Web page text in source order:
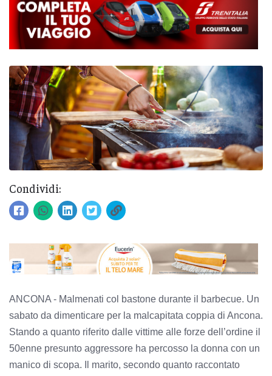
Condividi:
ANCONA - Malmenati col bastone durante il barbecue. Un
sabato da dimenticare per la malcapitata coppia di Ancona.
Stando a quanto riferito dalle vittime alle forze dell’ordine il
50enne presunto aggressore ha percosso la donna con un
manico di scopa. Il marito, secondo quanto raccontato